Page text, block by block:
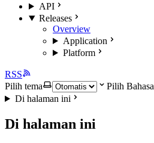
API
Releases
Overview
Application
Platform
RSS
Pilih tema
Pilih Bahasa
Di halaman ini
Di halaman ini